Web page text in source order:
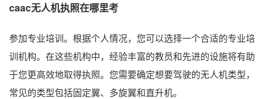
caac无人机执照在哪里考
参加专业培训。根据个人情况，您可以选择一个合适的专业培
训机构。在这些机构中，经验丰富的教员和先进的设施将有助
于您更高效地取得执照。您需要确定想要驾驶的无人机类型，
常见的类型包括固定翼、多旋翼和直升机。